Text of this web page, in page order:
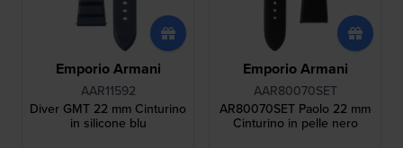
Emporio Armani
AAR11592
Diver GMT 22 mm Cinturino
in silicone blu
Emporio Armani
AAR80070SET
AR80070SET Paolo 22 mm
Cinturino in pelle nero